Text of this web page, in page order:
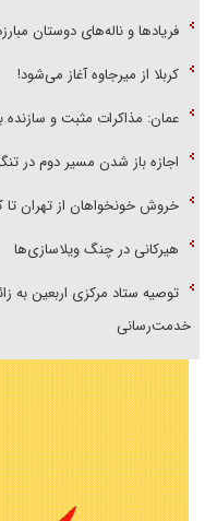
فریاد‌ها و ناله‌های دوستان
کربلا از میرجاوه آغاز می‌شود!
عمان: مذاکرات مثبت و سازنده
اجازه باز شدن مسیر دوم در
خروش خونخواهان از تهران تا
هیرکانی در چنگ ویلاسازی‌ها
توصیه ستاد مرکزی اربعین به
خدمت‌رسانی